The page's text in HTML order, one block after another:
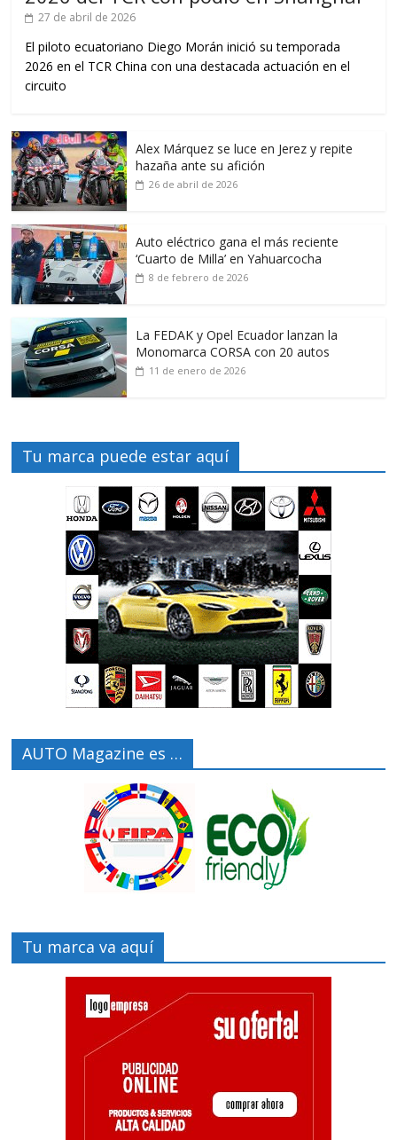
27 de abril de 2026
El piloto ecuatoriano Diego Morán inició su temporada
2026 en el TCR China con una destacada actuación en el
circuito
Alex Márquez se luce en Jerez y repite
hazaña ante su afición
26 de abril de 2026
Auto eléctrico gana el más reciente
‘Cuarto de Milla’ en Yahuarcocha
8 de febrero de 2026
La FEDAK y Opel Ecuador lanzan la
Monomarca CORSA con 20 autos
11 de enero de 2026
Tu marca puede estar aquí
AUTO Magazine es …
Tu marca va aquí